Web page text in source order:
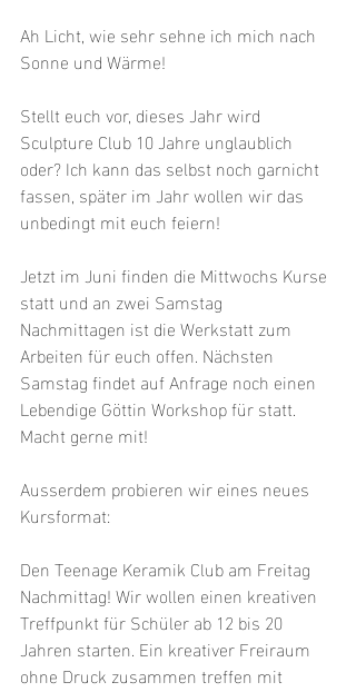
Ah Licht, wie sehr sehne ich mich nach
Sonne und Wärme!
Stellt euch vor, dieses Jahr wird
Sculpture Club 10 Jahre unglaublich
oder? Ich kann das selbst noch garnicht
fassen, später im Jahr wollen wir das
unbedingt mit euch feiern!
Jetzt im Juni finden die Mittwochs Kurse
statt und an zwei Samstag
Nachmittagen ist die Werkstatt zum
Arbeiten für euch offen. Nächsten
Samstag findet auf Anfrage noch einen
Lebendige Göttin Workshop für statt.
Macht gerne mit!
Ausserdem probieren wir eines neues
Kursformat:
Den Teenage Keramik Club am Freitag
Nachmittag! Wir wollen einen kreativen
Treffpunkt für Schüler ab 12 bis 20
Jahren starten. Ein kreativer Freiraum
ohne Druck zusammen treffen mit